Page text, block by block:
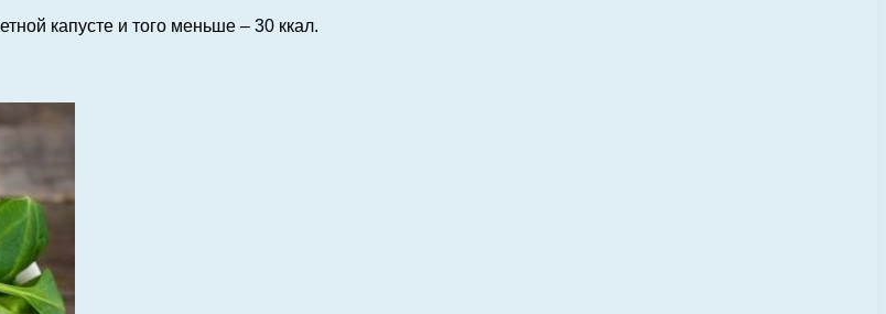
капусте и того меньше – 30 ккал.